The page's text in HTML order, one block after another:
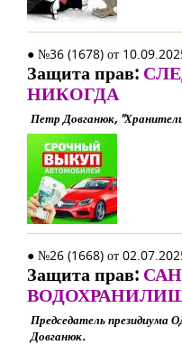
● №36 (1678) от
Защита прав:
НИКОГДА
Петр Довганюк,
● №26 (1668) от
Защита прав:
Председатель президиума
Довганюк.